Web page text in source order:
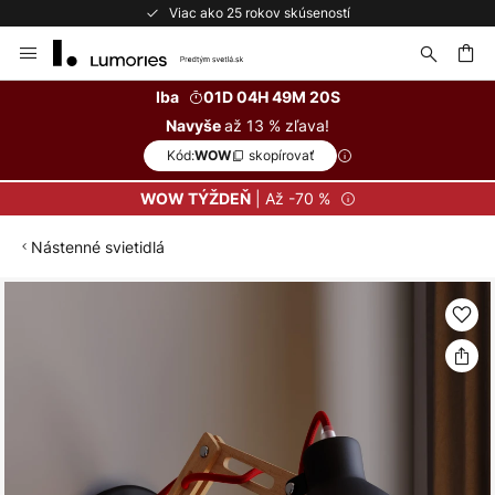
Viac ako 25 rokov skúseností
to
Iba
01D 04H 49M 19S
Navyšeaž 13 % zľava!
Kód:WOW skopírovať
WOW TÝŽDEŇ| Až -70 %
Nástenné svietidlá